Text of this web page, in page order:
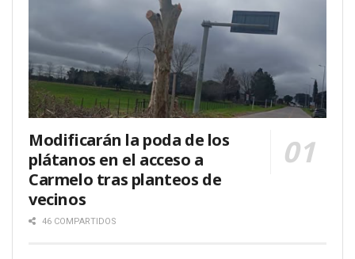
Modificarán la poda de los
plátanos en el acceso a
Carmelo tras planteos de
vecinos
46 COMPARTIDOS